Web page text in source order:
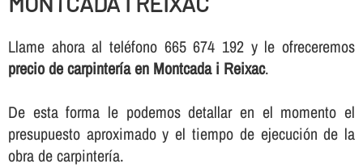
Llame ahora al teléfono 665 674 192 y le ofreceremos
precio de carpinterí­a en Montcada i Reixac.
De esta forma le podemos detallar en el momento el
presupuesto aproximado y el tiempo de ejecución de la
obra de carpinterí­a.